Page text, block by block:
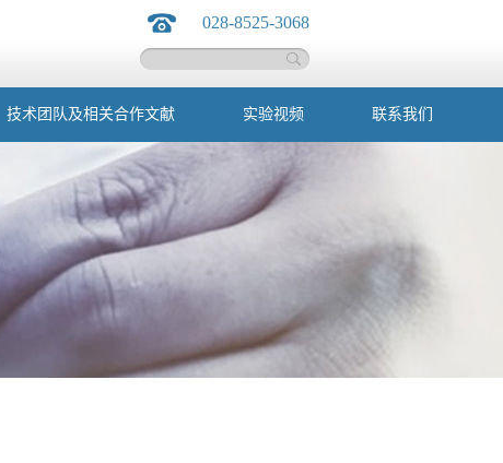
028-8525-3068
技术团队及相关合作文献 实验视频 联系我们